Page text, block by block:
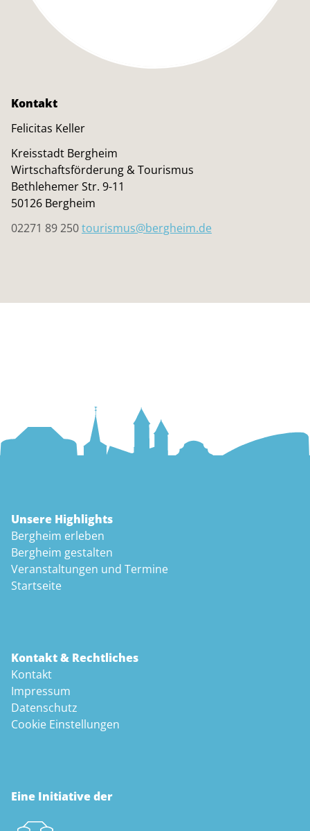
Kontakt
Felicitas Keller
Kreisstadt Bergheim
Wirtschaftsförderung & Tourismus
Bethlehemer Str. 9-11
50126 Bergheim
02271 89 250tourismus@bergheim.de
Unsere Highlights
Bergheim erleben
Bergheim gestalten
Veranstaltungen und Termine
Startseite
Kontakt & Rechtliches
Kontakt
Impressum
Datenschutz
Cookie Einstellungen
Eine Initiative der